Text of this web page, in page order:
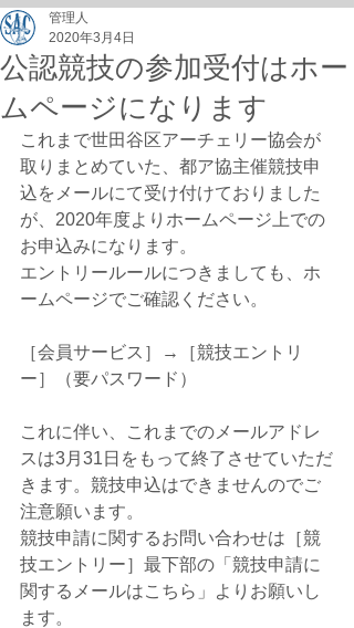
公認競技の参加受付はホー
ムページになります
管理人
2020年3月4日
これまで世田谷区アーチェリー協会が
取りまとめていた、都ア協主催競技申
込をメールにて受け付けておりました
が、2020年度よりホームページ上での
お申込みになります。
エントリールールにつきましても、ホ
ームページでご確認ください。
［会員サービス］→［競技エントリ
ー］（要パスワード）
これに伴い、これまでのメールアドレ
スは3月31日をもって終了させていただ
きます。競技申込はできませんのでご
注意願います。
競技申請に関するお問い合わせは［競
技エントリー］最下部の「競技申請に
関するメールはこちら」よりお願いし
ます。